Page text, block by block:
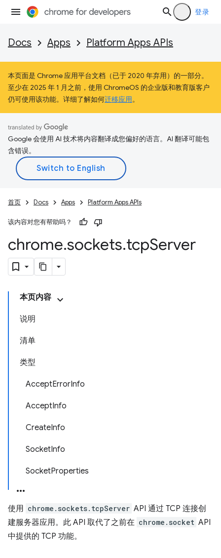
登录
Docs Apps Platform Apps APIs
本页面是 Chrome 应用平台文档（已于 2020 年弃用）的一部分。
至少在 2025 年 1 月之前，使用 ChromeOS 的企业版和教育版客户
仍可使用该功能。详细了解如何迁移应用。
Google 会使用 AI 技术将内容翻译成您偏好的语言。AI 翻译可能包
含错误。
首页 Docs Apps Platform Apps APIs
该内容对您有帮助吗？
chrome.sockets.tcpServer
本页内容
说明
清单
类型
AcceptErrorInfo
AcceptInfo
CreateInfo
SocketInfo
SocketProperties
使用 chrome.sockets.tcpServer API 通过 TCP 连接创
建服务器应用。此 API 取代了之前在 chrome.socket API
中提供的 TCP 功能。